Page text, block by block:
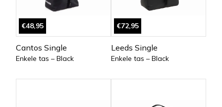
€48,95
Cantos Single
Enkele tas – Black
€72,95
Leeds Single
Enkele tas – Black